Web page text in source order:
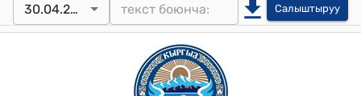
30.04.2016 Салыштыруу